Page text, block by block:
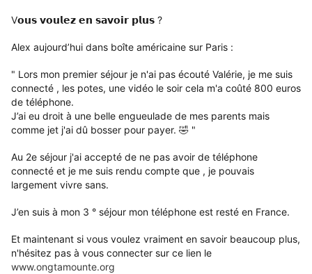
V𝗼𝘂𝘀 𝘃𝗼𝘂𝗹𝗲𝘇 𝗲𝗻 𝘀𝗮𝘃𝗼𝗶𝗿 𝗽𝗹𝘂𝘀 ?
Alex aujourd’hui dans boîte américaine sur Paris :
" Lors mon premier séjour je n'ai pas écouté Valérie, je me suis
connecté , les potes, une vidéo le soir cela m'a coûté 800 euros
de téléphone.
J’ai eu droit à une belle engueulade de mes parents mais
comme jet j'ai dû bosser pour payer. 🤣 "
Au 2e séjour j'ai accepté de ne pas avoir de téléphone
connecté et je me suis rendu compte que , je pouvais
largement vivre sans.
J’en suis à mon 3 ° séjour mon téléphone est resté en France.
Et maintenant si vous voulez vraiment en savoir beaucoup plus,
n'hésitez pas à vous connecter sur ce lien le
www.ongtamounte.org